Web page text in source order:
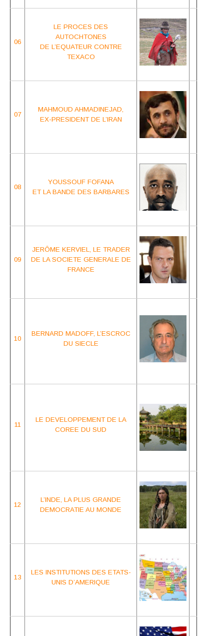
06
LE PROCES DES
AUTOCHTONES
DE L’EQUATEUR CONTRE
TEXACO
07
MAHMOUD AHMADINEJAD,
EX-PRESIDENT DE L’IRAN
08
YOUSSOUF FOFANA
ET LA BANDE DES BARBARES
09
JERÔME KERVIEL, LE TRADER
DE LA SOCIETE GENERALE DE
FRANCE
1 0
BERNARD MADOFF, L’ESCROC
DU SIECLE
11
LE DEVELOPPEMENT DE LA
COREE DU SUD
12
L’INDE, LA PLUS GRANDE
DEMOCRATIE AU MONDE
13
LES INSTITUTIONS DES ETATS-
UNIS D’AMERIQUE